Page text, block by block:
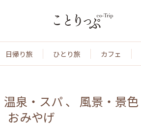
日帰り旅 ひとり旅 カフェ
温泉・スパ 、 風景・景色
おみやげ